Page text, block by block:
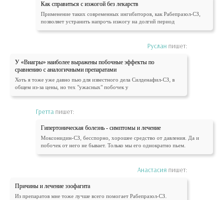
Как справиться с изжогой без лекарств
Применение таких современных ингибиторов, как Рабепразол-СЗ,
позволяет устранить напрочь изжогу на долгий период
Руслан пишет:
У «Виагры» наиболее выражены побочные эффекты по
сравнению с аналогичными препаратами
Хоть я тоже уже давно пью для известного дела Силденафил-СЗ, в
общем из-за цены, но тех "ужасных" побочек у
Гретта пишет:
Гипертоническая болезнь - симптомы и лечение
Моксонидин-СЗ, бесспорно, хорошее средство от давления. Да и
побочек от него не бывает. Только мы его однократно пьем.
Анастасия пишет:
Причины и лечение эзофагита
Из препаратов мне тоже лучше всего помогает Рабепразол-СЗ.